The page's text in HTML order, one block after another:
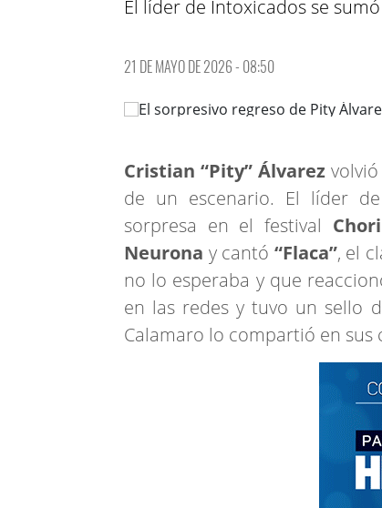
El líder de Intoxicados se
21 DE MAYO DE 2026 - 08:50
Cristian “Pity” Álvarez
de un escenario. El líder de
sorpresa en el festival
Neurona y cantó “Flaca”, el
no lo esperaba y que
en las redes y tuvo un sello
Calamaro lo compartió en sus